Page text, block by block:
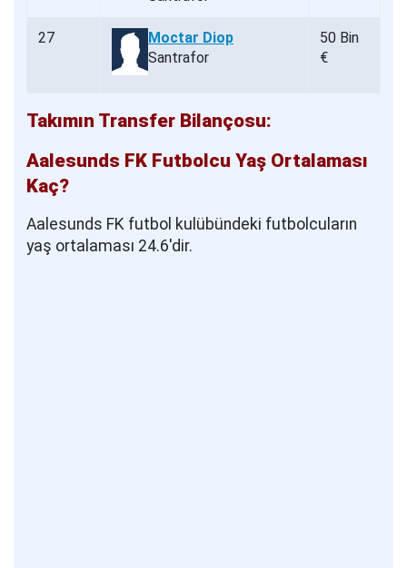
27
Moctar Diop
Santrafor
50 Bin
€
Takımın Transfer Bilançosu:
Aalesunds FK Futbolcu Yaş Ortalaması
Kaç?
Aalesunds FK futbol kulübündeki futbolcuların
yaş ortalaması 24.6'dir.